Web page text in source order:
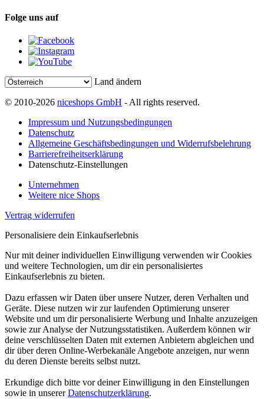
Folge uns auf
Land ändern
© 2010-2026 niceshops GmbH - All rights reserved.
Impressum und Nutzungsbedingungen
Datenschutz
Allgemeine Geschäftsbedingungen und Widerrufsbelehrung
Barrierefreiheitserklärung
Datenschutz-Einstellungen
Unternehmen
Weitere nice Shops
Vertrag widerrufen
Personalisiere dein Einkaufserlebnis
Nur mit deiner individuellen Einwilligung verwenden wir Cookies
und weitere Technologien, um dir ein personalisiertes
Einkaufserlebnis zu bieten.
Dazu erfassen wir Daten über unsere Nutzer, deren Verhalten und
Geräte. Diese nutzen wir zur laufenden Optimierung unserer
Website und um dir personalisierte Werbung und Inhalte anzuzeigen
sowie zur Analyse der Nutzungsstatistiken. Außerdem können wir
deine verschlüsselten Daten mit externen Anbietern abgleichen und
dir über deren Online-Werbekanäle Angebote anzeigen, nur wenn
du deren Dienste bereits selbst nutzt.
Erkundige dich bitte vor deiner Einwilligung in den Einstellungen
sowie in unsererDatenschutzerklärung.